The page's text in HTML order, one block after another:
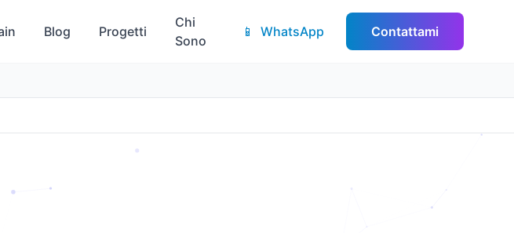
Blog Progetti
Chi
Sono
📱 WhatsApp Contattami